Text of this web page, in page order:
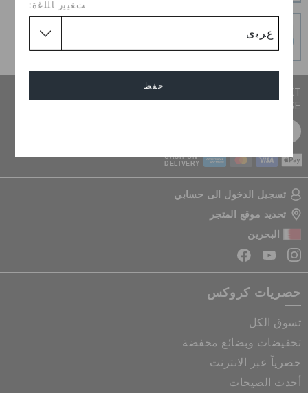
ﺖﻐﻴﻳﺭ ﺎﻠﻠﻏﺓ:
حفظ
JOIN CROCS CLUB & GET 15% OFF ON YOUR NEXT
PURCHASE
CASH ON
DELIVERY
تسجيل الدخول الى حسابي
تحديد موقع المتجر
البحرين
حصريات كروكس
تسوق الكل
تخفيضات وبضائع مخفضة
حصرياً عبر الانترنت
أحدث الصيحات